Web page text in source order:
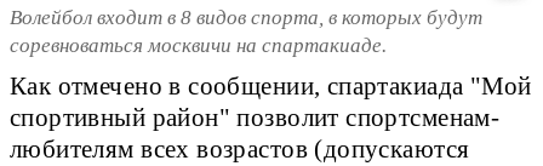
Волейбол входит в 8 видов спорта, в которых будут
соревноваться москвичи на спартакиаде.
Как отмечено в сообщении, спартакиада "Мой
спортивный район" позволит спортсменам-
любителям всех возрастов (допускаются